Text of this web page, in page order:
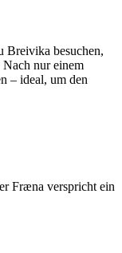
Breivika besuchen,
nur einem
– ideal, um den
Fræna verspricht ein